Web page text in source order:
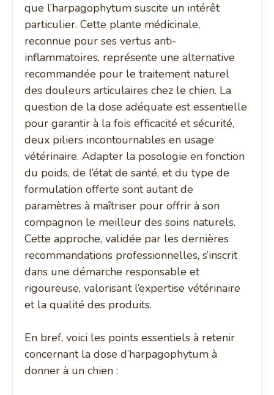
que l’harpagophytum suscite un intérêt
particulier. Cette plante médicinale,
reconnue pour ses vertus anti-
inflammatoires, représente une alternative
recommandée pour le traitement naturel
des douleurs articulaires chez le chien. La
question de la dose adéquate est essentielle
pour garantir à la fois efficacité et sécurité,
deux piliers incontournables en usage
vétérinaire. Adapter la posologie en fonction
du poids, de l’état de santé, et du type de
formulation offerte sont autant de
paramètres à maîtriser pour offrir à son
compagnon le meilleur des soins naturels.
Cette approche, validée par les dernières
recommandations professionnelles, s’inscrit
dans une démarche responsable et
rigoureuse, valorisant l’expertise vétérinaire
et la qualité des produits.
En bref, voici les points essentiels à retenir
concernant la dose d’harpagophytum à
donner à un chien :